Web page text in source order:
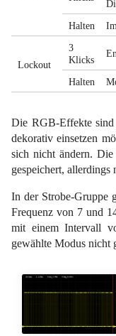
Halten
Lockout
3
Klicks
Halten
Die RGB-Effekte sind
dekorativ einsetzen
sich nicht ändern.
gespeichert,
In der Strobe-Gruppe
Frequenz von 7 und
mit einem Intervall
gewählte Modus nicht